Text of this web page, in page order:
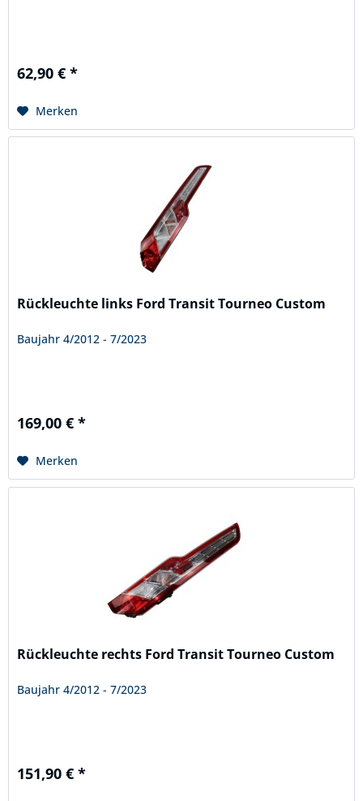
62,90 € *
Merken
Rückleuchte links Ford Transit Tourneo Custom
Baujahr 4/2012 - 7/2023
169,00 € *
Merken
Rückleuchte rechts Ford Transit Tourneo Custom
Baujahr 4/2012 - 7/2023
151,90 € *